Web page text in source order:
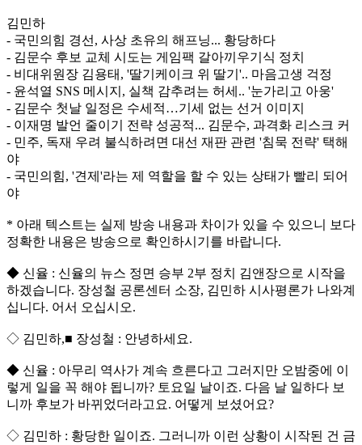
김민하
- 국민의힘 경선, 사상 초유의 해프닝... 황당하다
- 김문수 후보 교체 시도는 게임팩 갈아끼우기식 정치
- 비대위원장 김용태, '딸기케이크 위 딸기'.. 마음고생 걱정
- 윤석열 SNS 메시지, 실책 감추려는 허세.. '눈가리고 아웅'
- 김문수 첫날 일정은 수세적…기세 없는 선거 이미지
- 이재명 발언 줄이기 전략 성공적... 김문수, 과격화 리스크 커
- 민주, 독재 우려 불식하려면 대선 재판 관련 '침묵 전략' 택해
야
- 국민의힘, '견제'라는 제 역할을 할 수 있는 상태가 빨리 되어
야
* 아래 텍스트는 실제 방송 내용과 차이가 있을 수 있으니 보다
정확한 내용은 방송으로 확인하시기를 바랍니다.
◆ 신율 : 신율의 뉴스 정면 승부 2부 정치 김앤장으로 시작을
하겠습니다. 장성철 공론센터 소장, 김민하 시사평론가 나와계
십니다. 어서 오십시오.
◇ 김민하,■ 장성철 : 안녕하세요.
◆ 신율 : 아무리 역사가 계속 흐른다고 그러지만 오밤중에 이
렇게 일을 꼭 해야 됩니까? 토요일 날이죠. 다음 날 일하다 보
니까 후보가 바뀌었더라고요. 어떻게 보셨어요?
◇ 김민하 : 황당한 일이죠. 그러니까 이런 상황이 시작된 건 금